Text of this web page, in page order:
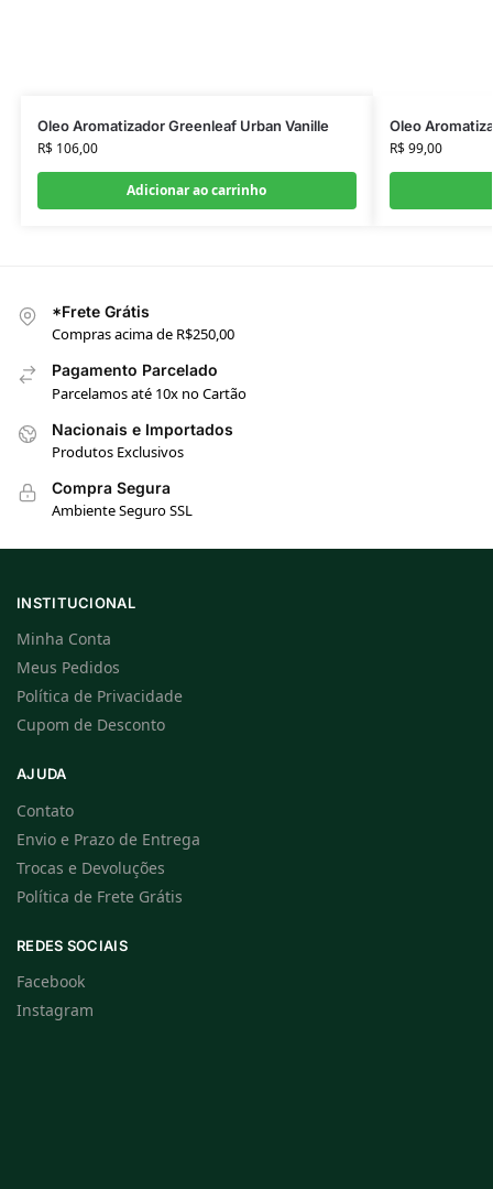
Oleo Aromatizador Greenleaf Urban Vanille
R$106,00
Adicionar ao carrinho
Oleo
R$99,00
*Frete Grátis
Compras acima de R$250,00
Pagamento Parcelado
Parcelamos até 10x no Cartão
Nacionais e Importados
Produtos Exclusivos
Compra Segura
Ambiente Seguro SSL
INSTITUCIONAL
Minha Conta
Meus Pedidos
Política de Privacidade
Cupom de Desconto
AJUDA
Contato
Envio e Prazo de Entrega
Trocas e Devoluções
Política de Frete Grátis
REDES SOCIAIS
Facebook
Instagram